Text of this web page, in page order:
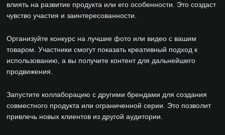
влиять на развитие продукта или его особенности. Это создаст
чувство участия и заинтересованности.
Организуйте конкурс на лучшие фото или видео с вашим
товаром. Участники смогут показать креативный подход к
использованию, а вы получите контент для дальнейшего
продвижения.
Запустите коллаборацию с другими брендами для создания
совместного продукта или ограниченной серии. Это позволит
привлечь новых клиентов из другой аудитории.